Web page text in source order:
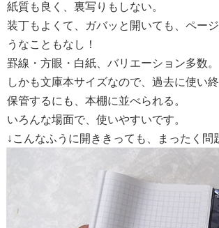
紙質も良く、裏写りもしない。
装丁もよくて、ガバッと開いても、ペー
うなこともなし！
罫線・方眼・白紙、バリエーション多数。
しかも文庫本サイズなので、過去に使い
保管するにも、本棚に並べられる。
いろんな場面で、使いやすいです。
↓こんなふうに開ききっても、まったく問